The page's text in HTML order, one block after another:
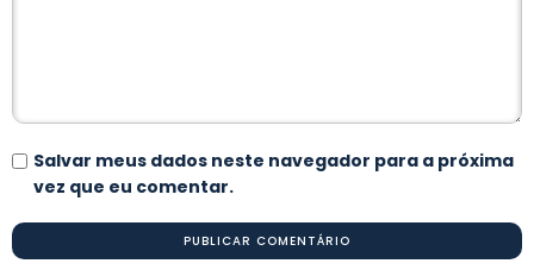
Salvar meus dados neste navegador para a próxima
vez que eu comentar.